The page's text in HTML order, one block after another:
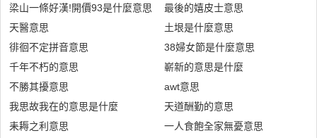
梁山一條好漢!開價93是什麼意思
天醫意思
徘徊不定拼音意思
千年不朽的意思
不勝其擾意思
我思故我在的意思是什麼
耒耨之利意思
最後的嬉皮士意思
土垠是什麼意思
38婦女節是什麼意思
嶄新的意思是什麼
awt意思
天道酬勤的意思
一人食飽全家無憂意思